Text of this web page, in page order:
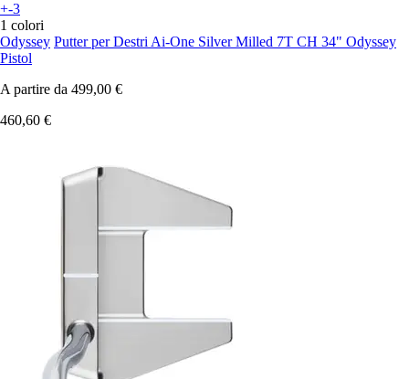
+-3
1 colori
Odyssey Putter per Destri Ai-One Silver Milled 7T CH 34" Odyssey
Pistol
A partire da 499,00 €
460,60 €